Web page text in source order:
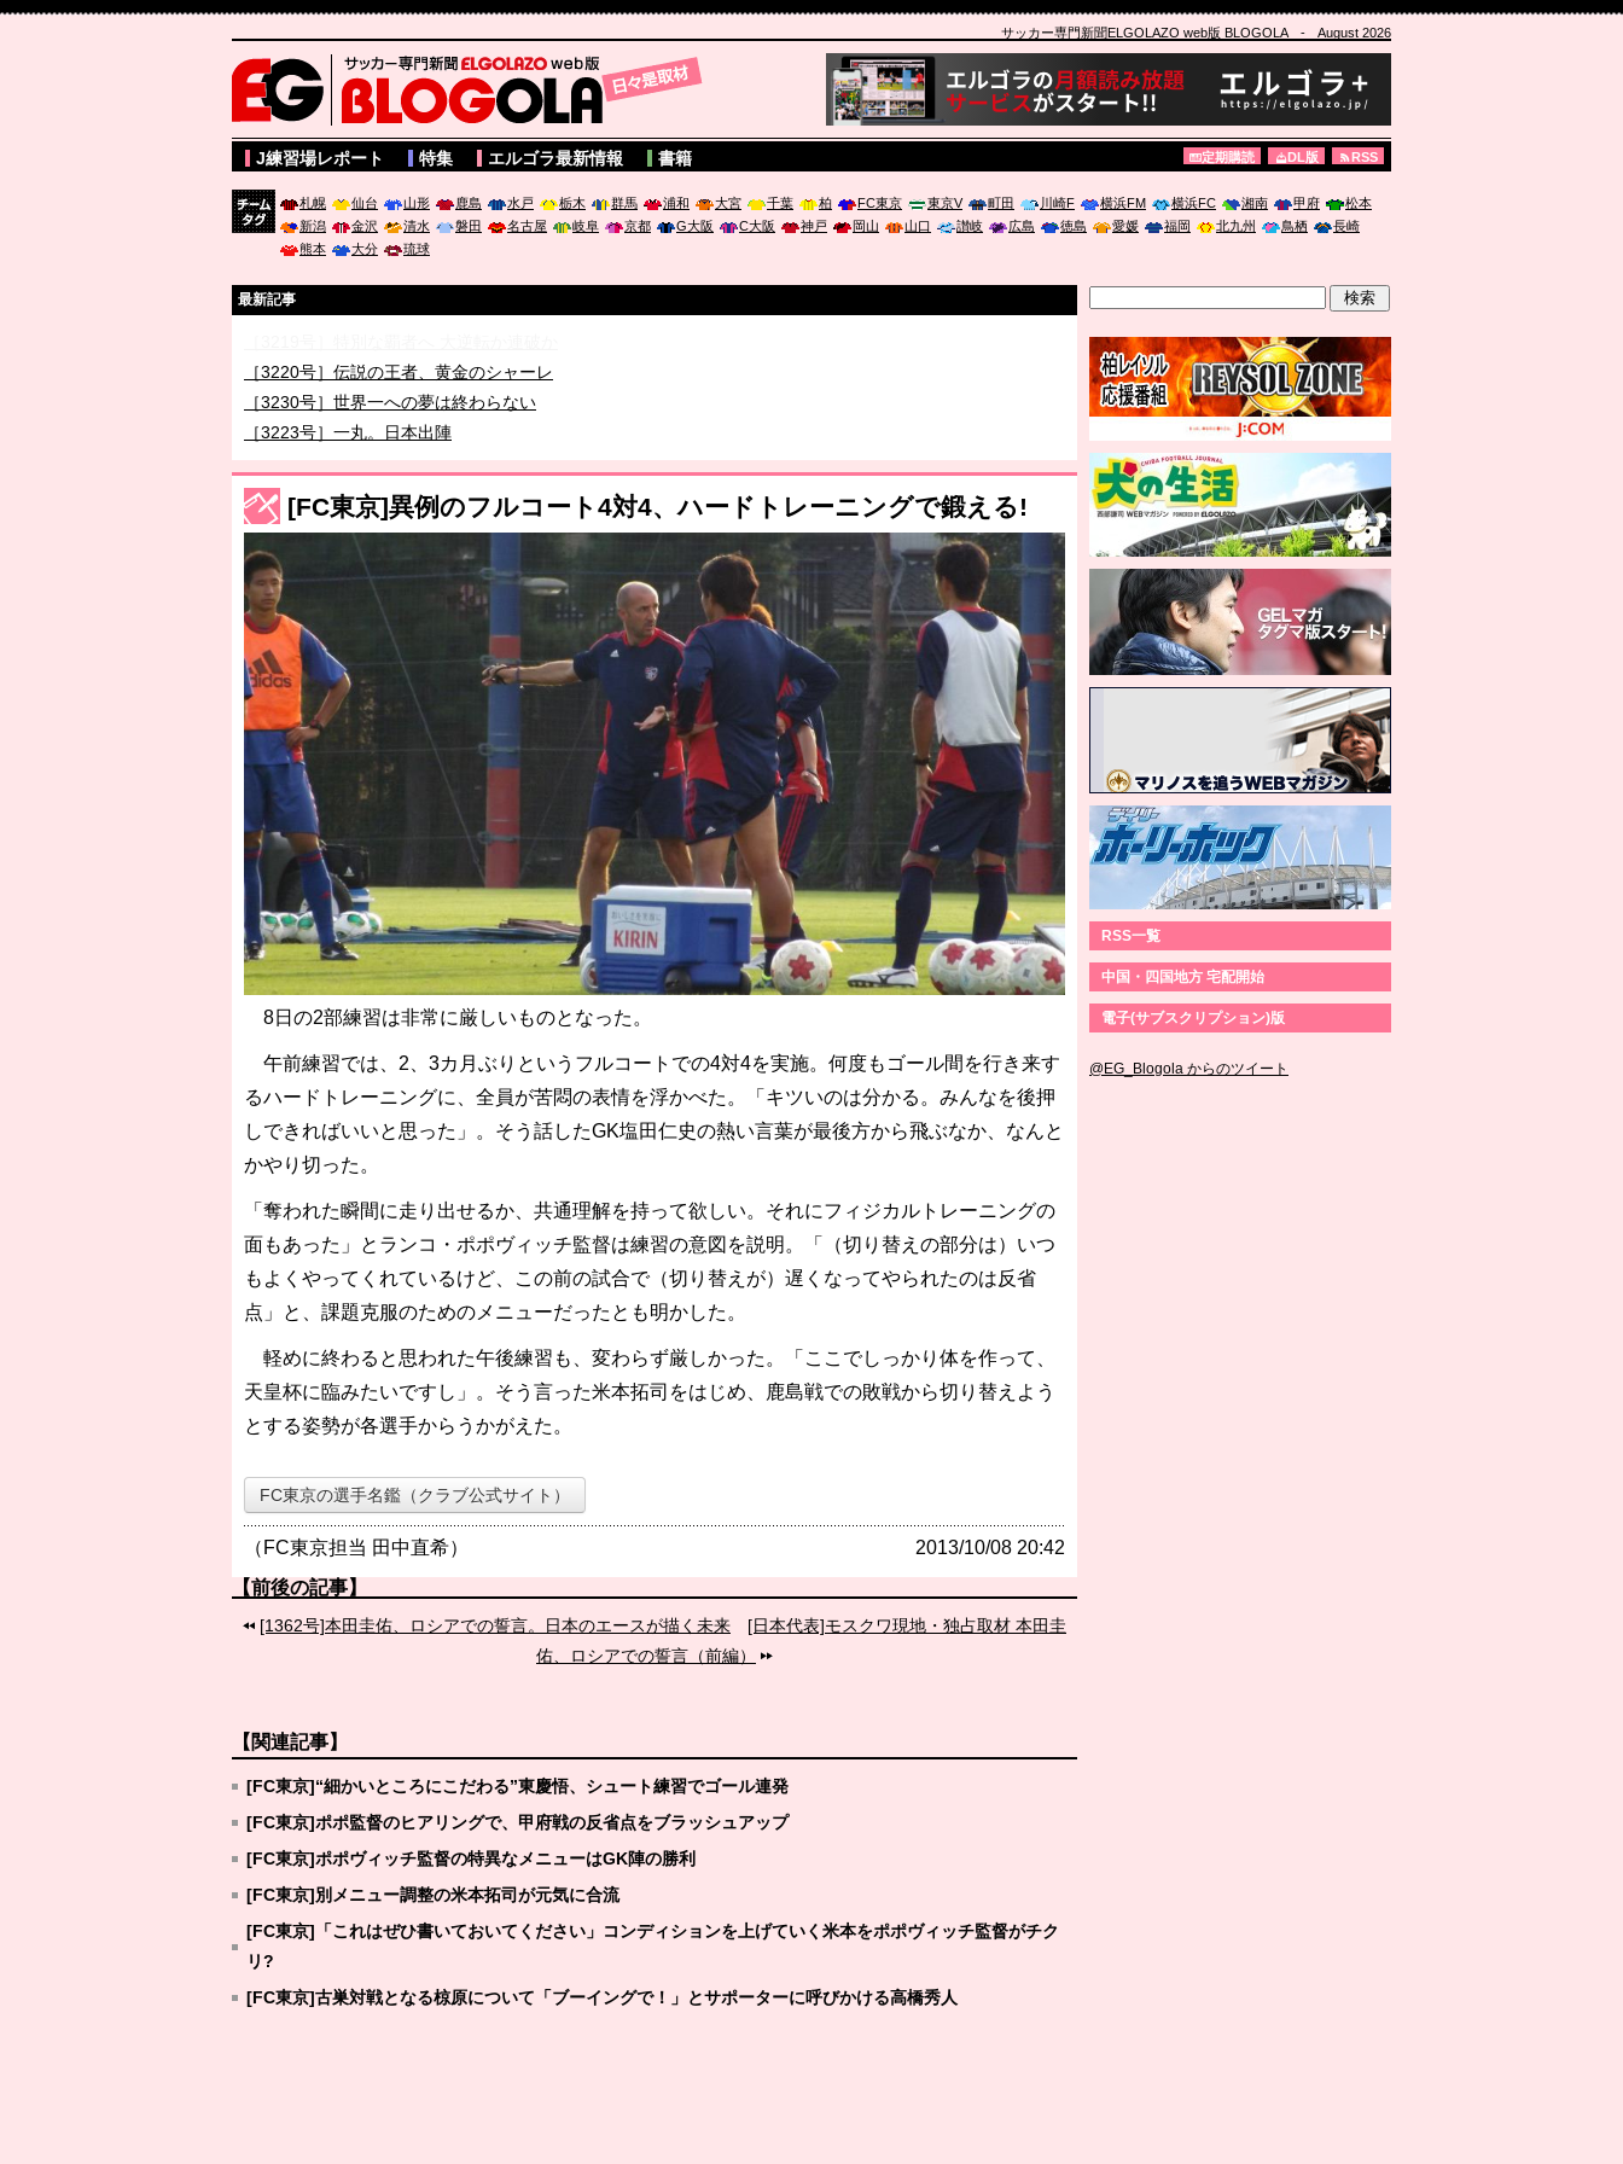
サッカー専門新聞ELGOLAZO web版 BLOGOLA- August 2026
サッカー専門新聞ELGOLAZO web版 BLOGOLA
J練習場レポート 特集 エルゴラ最新情報 書籍 定期購読 DL版 RSS
札幌 仙台 山形 鹿島 水戸 栃木 群馬 浦和 大宮 千葉 柏 FC東京 東京V 町田 川崎F 横浜FM 横浜FC 湘南 甲府
松本
新潟
金沢 清水 磐田 名古屋 岐阜 京都 G大阪 C大阪 神戸 岡山 山口 讃岐 広島 徳島 愛媛 福岡 北九州 鳥栖
長崎
熊本
大分 琉球
最新記事
［3220号］伝説の王者、黄金のシャーレ
［3230号］世界一への夢は終わらない
［3223号］一丸。日本出陣
［3222号］史上最大のW杯開幕 注目は「個」
長谷川 アーリアジャスールさんがシンポジウム「気候変動から命を守る ～エネルギー危機時代の猛暑対策～」に登壇
[FC東京]異例のフルコート4対4、ハードトレーニングで鍛える!
8日の2部練習は非常に厳しいものとなった。
午前練習では、2、3カ月ぶりというフルコートでの4対4を実施。何度もゴール間を行き来す
るハードトレーニングに、全員が苦悶の表情を浮かべた。「キツいのは分かる。みんなを後押
しできればいいと思った」。そう話したGK塩田仁史の熱い言葉が最後方から飛ぶなか、なんと
かやり切った。
「奪われた瞬間に走り出せるか、共通理解を持って欲しい。それにフィジカルトレーニングの
面もあった」とランコ・ポポヴィッチ監督は練習の意図を説明。「（切り替えの部分は）いつ
もよくやってくれているけど、この前の試合で（切り替えが）遅くなってやられたのは反省
点」と、課題克服のためのメニューだったとも明かした。
軽めに終わると思われた午後練習も、変わらず厳しかった。「ここでしっかり体を作って、
天皇杯に臨みたいですし」。そう言った米本拓司をはじめ、鹿島戦での敗戦から切り替えよう
とする姿勢が各選手からうかがえた。
FC東京の選手名鑑（クラブ公式サイト）
（FC東京担当 田中直希） 2013/10/08 20:42
【前後の記事】
[1362号]本田圭佑、ロシアでの誓言。日本のエースが描く未来
[日本代表]モスクワ現地・独占取材 本田圭
佑、ロシアでの誓言（前編）
【関連記事】
[FC東京]“細かいところにこだわる”東慶悟、シュート練習でゴール連発
[FC東京]ポポ監督のヒアリングで、甲府戦の反省点をブラッシュアップ
[FC東京]ポポヴィッチ監督の特異なメニューはGK陣の勝利
[FC東京]別メニュー調整の米本拓司が元気に合流
[FC東京]「これはぜひ書いておいてください」コンディションを上げていく米本をポポヴィッチ監督がチク
リ?
[FC東京]古巣対戦となる椋原について「ブーイングで！」とサポーターに呼びかける高橋秀人
RSS一覧
中国・四国地方 宅配開始
電子(サブスクリプション)版
@EG_Blogola からのツイート